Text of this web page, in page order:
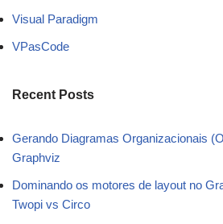
Visual Paradigm
VPasCode
Recent Posts
Gerando Diagramas Organizacionais
Graphviz
Dominando os motores de layout no
Twopi vs Circo